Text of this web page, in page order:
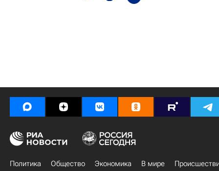
Политика Общество Экономика В мире